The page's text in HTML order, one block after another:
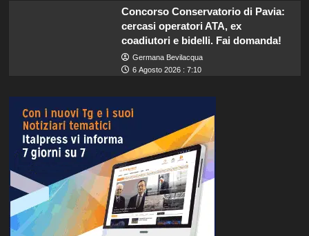
Concorso Conservatorio di Pavia:
cercasi operatori ATA, ex
coadiutori e bidelli. Fai domanda!
Germana Bevilacqua
6 Agosto 2026 : 7:10